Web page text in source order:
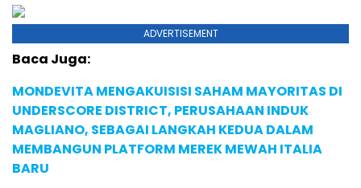
ADVERTISEMENT
Baca Juga:
MONDEVITA MENGAKUISISI SAHAM MAYORITAS DI
UNDERSCORE DISTRICT, PERUSAHAAN INDUK
MAGLIANO, SEBAGAI LANGKAH KEDUA DALAM
MEMBANGUN PLATFORM MEREK MEWAH ITALIA
BARU